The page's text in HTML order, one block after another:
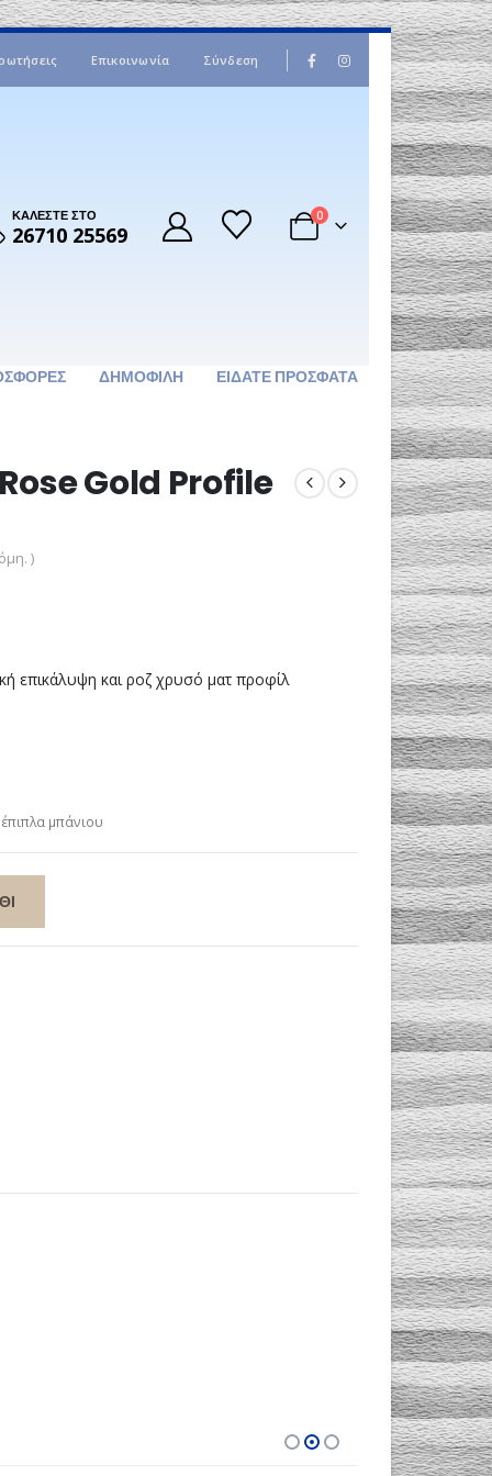
Επικοινωνία Σύνδεση |
ΚΑΛΕΣΤΕ ΣΤΟ
26710 25569
0
ΔΗΜΟΦΙΛΉ ΕΊΔΑΤΕ ΠΡΌΣΦΑΤΑ
Gold Profile
)
επικάλυψη και ροζ χρυσό ματ προφίλ
μπάνιου